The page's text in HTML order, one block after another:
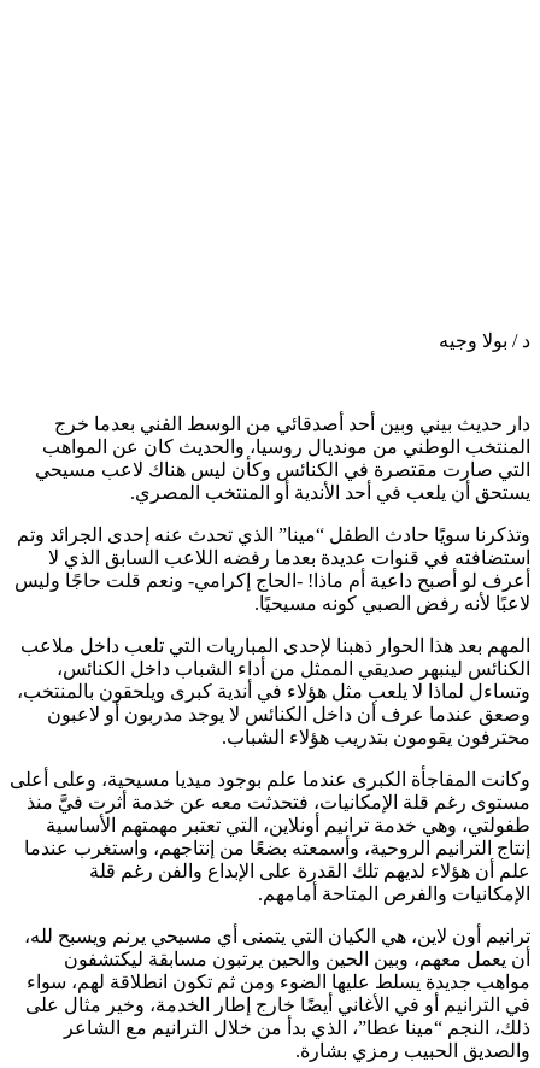
د / بولا وجيه
دار حديث بيني وبين أحد أصدقائي من الوسط الفني بعدما خرج
المنتخب الوطني من مونديال روسيا، والحديث كان عن المواهب
التي صارت مقتصرة في الكنائس وكأن ليس هناك لاعب مسيحي
يستحق أن يلعب في أحد الأندية أو المنتخب المصري.
وتذكرنا سويًا حادث الطفل “مينا” الذي تحدث عنه إحدى الجرائد وتم
استضافته في قنوات عديدة بعدما رفضه اللاعب السابق الذي لا
أعرف لو أصبح داعية أم ماذا! -الحاج إكرامي- ونعم قلت حاجًا وليس
لاعبًا لأنه رفض الصبي كونه مسيحيًا.
المهم بعد هذا الحوار ذهبنا لإحدى المباريات التي تلعب داخل ملاعب
الكنائس لينبهر صديقي الممثل من أداء الشباب داخل الكنائس،
وتساءل لماذا لا يلعب مثل هؤلاء في أندية كبرى ويلحقون بالمنتخب،
وصعق عندما عرف أن داخل الكنائس لا يوجد مدربون أو لاعبون
محترفون يقومون بتدريب هؤلاء الشباب.
وكانت المفاجأة الكبرى عندما علم بوجود ميديا مسيحية، وعلى أعلى
مستوى رغم قلة الإمكانيات، فتحدثت معه عن خدمة أثرت فيَّ منذ
طفولتي، وهي خدمة ترانيم أونلاين، التي تعتبر مهمتهم الأساسية
إنتاج الترانيم الروحية، وأسمعته بضعًا من إنتاجهم، واستغرب عندما
علم أن هؤلاء لديهم تلك القدرة على الإبداع والفن رغم قلة
الإمكانيات والفرص المتاحة أمامهم.
ترانيم أون لاين، هي الكيان التي يتمنى أي مسيحي يرنم ويسبح لله،
أن يعمل معهم، وبين الحين والحين يرتبون مسابقة ليكتشفون
مواهب جديدة يسلط عليها الضوء ومن ثم تكون انطلاقة لهم، سواء
في الترانيم أو في الأغاني أيضًا خارج إطار الخدمة، وخير مثال على
ذلك، النجم “مينا عطا”، الذي بدأ من خلال الترانيم مع الشاعر
والصديق الحبيب رمزي بشارة.